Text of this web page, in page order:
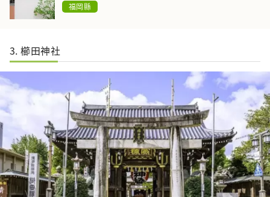
福岡縣
3. 櫛田神社